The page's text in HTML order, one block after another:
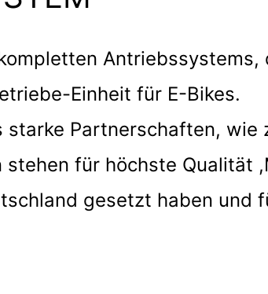
Antriebssystems,
Einheit für E-Bikes.
starke Partnerschaften, wie
stehen für höchste Qualität
gesetzt haben und